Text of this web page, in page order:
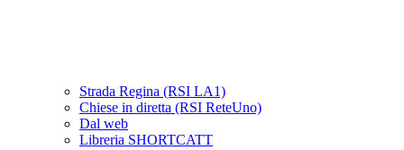
Strada Regina (RSI LA1)
Chiese in diretta (RSI ReteUno)
Dal web
Libreria SHORTCATT